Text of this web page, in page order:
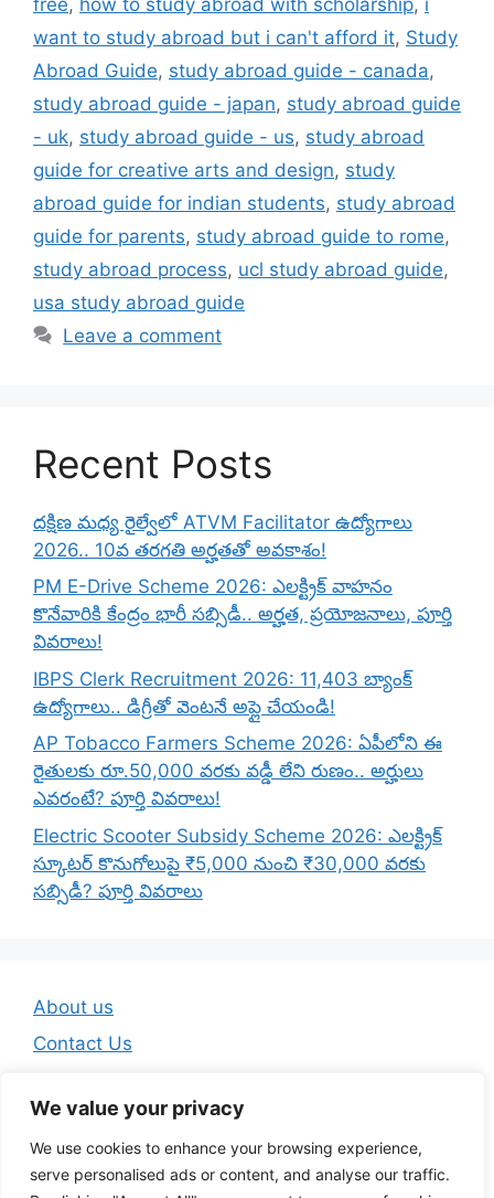
We value your privacy
We use cookies to enhance your browsing experience,
serve personalised ads or content, and analyse our traffic.
want to study abroad but i can't afford it, Study
Abroad Guide, study abroad guide - canada,
study abroad guide - japan, study abroad guide
- uk, study abroad guide - us, study abroad
guide for creative arts and design, study
abroad guide for indian students, study abroad
guide for parents, study abroad guide to rome,
study abroad process, ucl study abroad guide,
usa study abroad guide
Leave a comment
Recent Posts
దక్షిణ మధ్య రైల్వేలో ATVM Facilitator ఉద్యోగాలు
2026.. 10వ తరగతి అర్హతతో అవకాశం!
PM E-Drive Scheme 2026: ఎలక్ట్రిక్ వాహనం
కొనేవారికి కేంద్రం భారీ సబ్సిడీ.. అర్హత, ప్రయోజనాలు, పూర్తి
వివరాలు!
IBPS Clerk Recruitment 2026: 11,403 బ్యాంక్
ఉద్యోగాలు.. డిగ్రీతో వెంటనే అప్లై చేయండి!
AP Tobacco Farmers Scheme 2026: ఏపీలోని ఈ
రైతులకు రూ.50,000 వరకు వడ్డీ లేని రుణం.. అర్హులు
ఎవరంటే? పూర్తి వివరాలు!
Electric Scooter Subsidy Scheme 2026: ఎలక్ట్రిక్
స్కూటర్ కొనుగోలుపై ₹5,000 నుంచి ₹30,000 వరకు
సబ్సిడీ? పూర్తి వివరాలు
About us
Contact Us
Privacy Policy
Terms And Conditions